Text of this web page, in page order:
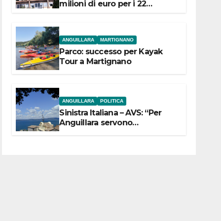
milioni di euro per i 22
ANGUILLARA MARTIGNANO
Parco: successo per Kayak
Tour a Martignano
ANGUILLARA POLITICA
Sinistra Italiana – AVS: “Per
Anguillara servono